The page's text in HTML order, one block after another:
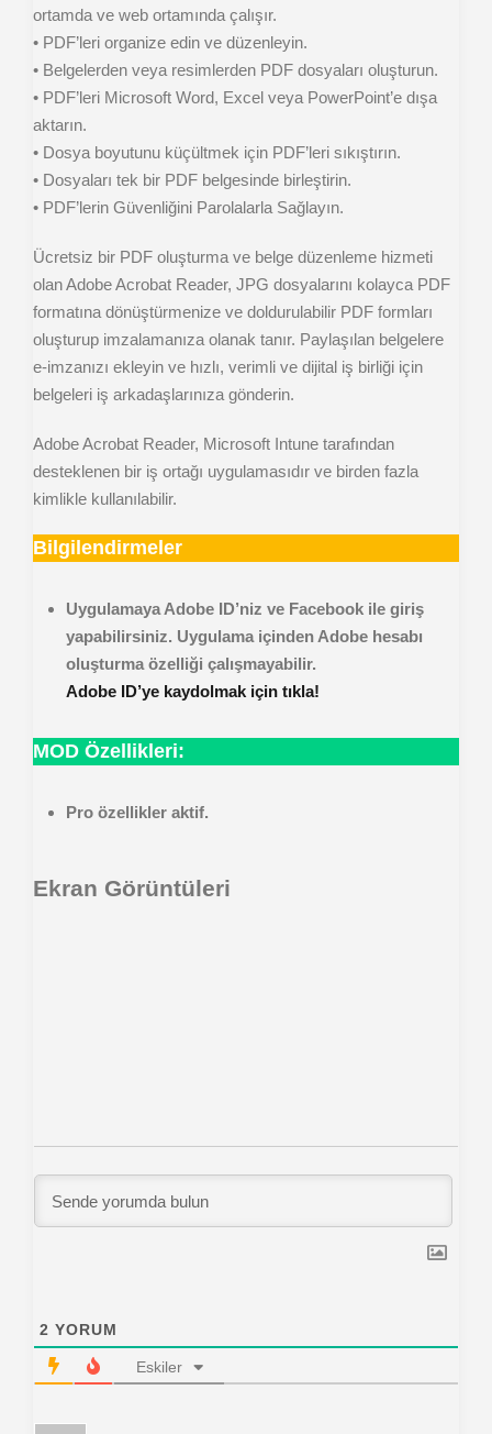
ortamda ve web ortamında çalışır.
• PDF’leri organize edin ve düzenleyin.
• Belgelerden veya resimlerden PDF dosyaları oluşturun.
• PDF’leri Microsoft Word, Excel veya PowerPoint’e dışa
aktarın.
• Dosya boyutunu küçültmek için PDF’leri sıkıştırın.
• Dosyaları tek bir PDF belgesinde birleştirin.
• PDF’lerin Güvenliğini Parolalarla Sağlayın.
Ücretsiz bir PDF oluşturma ve belge düzenleme hizmeti
olan Adobe Acrobat Reader, JPG dosyalarını kolayca PDF
formatına dönüştürmenize ve doldurulabilir PDF formları
oluşturup imzalamanıza olanak tanır. Paylaşılan belgelere
e-imzanızı ekleyin ve hızlı, verimli ve dijital iş birliği için
belgeleri iş arkadaşlarınıza gönderin.
Adobe Acrobat Reader, Microsoft Intune tarafından
desteklenen bir iş ortağı uygulamasıdır ve birden fazla
kimlikle kullanılabilir.
Bilgilendirmeler
Uygulamaya Adobe ID’niz ve Facebook ile giriş
yapabilirsiniz. Uygulama içinden Adobe hesabı
oluşturma özelliği çalışmayabilir.
Adobe ID’ye kaydolmak için tıkla!
MOD Özellikleri:
Pro özellikler aktif.
Ekran Görüntüleri
2 YORUM
Eskiler